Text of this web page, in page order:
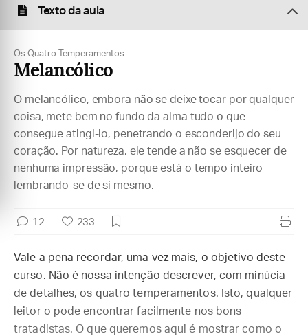
Texto da aula
Os Quatro Temperamentos
Melancólico
O melancólico, embora não se deixe tocar por qualquer
coisa, mete bem no fundo da alma tudo o que
consegue atingi-lo, penetrando o esconderijo do seu
coração. Por natureza, ele tende a não se esquecer de
nenhuma impressão, porque está o tempo inteiro
lembrando-se de si mesmo.
12 233
Vale a pena recordar, uma vez mais, o objetivo deste
curso. Não é nossa intenção descrever, com minúcia
de detalhes, os quatro temperamentos. Isto, qualquer
leitor o pode encontrar facilmente nos bons
tratadistas. O que queremos aqui é mostrar como o